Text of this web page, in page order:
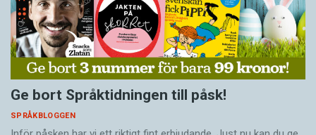
Ge bort Språktidningen till påsk!
SPRÅKBLOGGEN